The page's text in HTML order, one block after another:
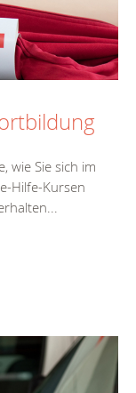
wie Sie sich im
-Hilfe-Kursen